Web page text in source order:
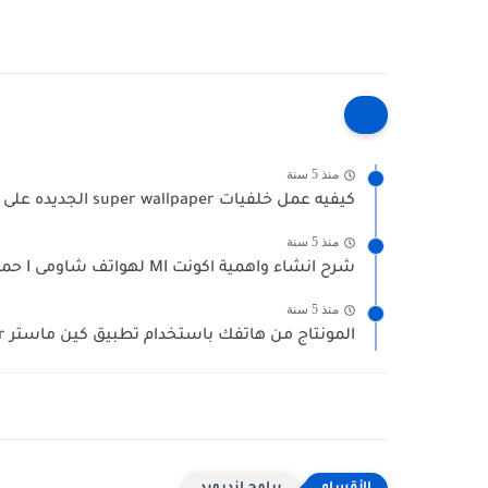
منذ 5 سنة
كيفيه عمل خلفيات super wallpaper الجديده على miui 12, miui...
منذ 5 سنة
شرح انشاء واهمية اكونت MI لهواتف شاومى I حماية واسترجاع...
منذ 5 سنة
المونتاج من هاتفك باستخدام تطبيق كين ماستر I kein master...